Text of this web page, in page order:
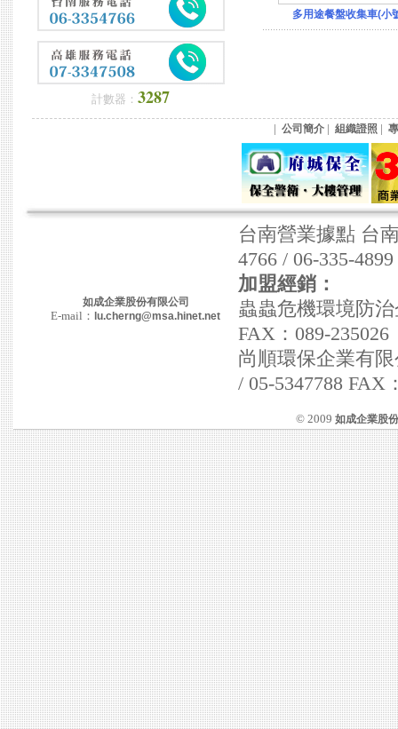
計數器： 3287
多用途餐盤收集車(小
| 公司簡介 | 組織證照 |
如成企業股份有限公司
E-mail： lu.cherng@msa.hinet.net
台南營業據點 台
4766 / 06-335-
加盟經銷：
蟲蟲危機環境防
FAX：089-235026
尚順環保企業有
/ 05-5347788 FAX
© 2009 如成企業股